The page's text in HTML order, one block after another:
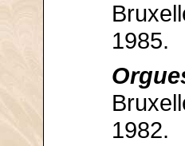
1985.
1982.